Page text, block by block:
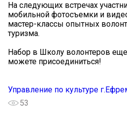
На следующих встречах
мобильной фотосъемки и
мастер-классы опытных
туризма.
Набор в Школу волонтеров
можете присоединиться!
Управление по культуре
53